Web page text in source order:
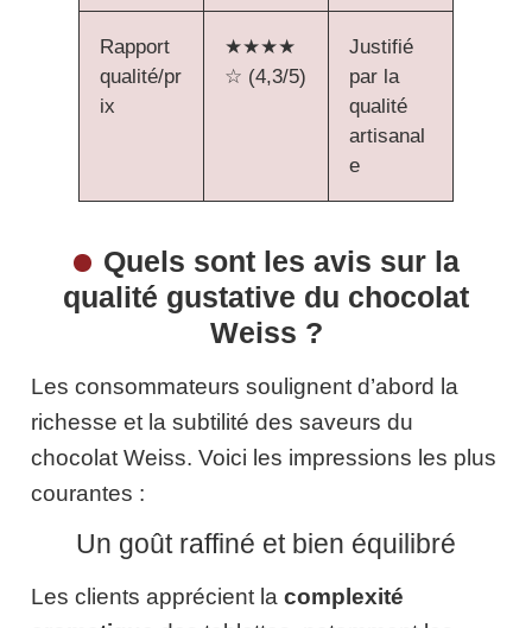
Rapport
qualité/pr
ix
★★★★
☆ (4,3/5)
Justifié
par la
qualité
artisanal
e
Quels sont les avis sur la
qualité gustative du chocolat
Weiss ?
Les consommateurs soulignent d’abord la
richesse et la subtilité des saveurs du
chocolat Weiss. Voici les impressions les plus
courantes :
Un goût raffiné et bien équilibré
Les clients apprécient la complexité